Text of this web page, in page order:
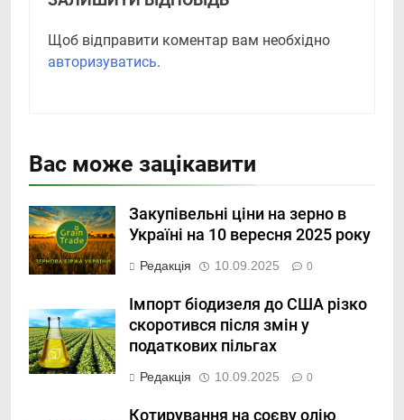
Щоб відправити коментар вам необхідно
авторизуватись.
Вас може зацікавити
Закупівельні ціни на зерно в
Україні на 10 вересня 2025 року
Редакція 10.09.2025 0
Імпорт біодизеля до США різко
скоротився після змін у
податкових пільгах
Редакція 10.09.2025 0
Котирування на соєву олію